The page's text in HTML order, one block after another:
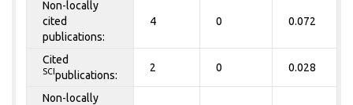
Non-locally
cited
publications:
4 0 0.072
Cited
SCI publications:
2 0 0.028
Non-locally